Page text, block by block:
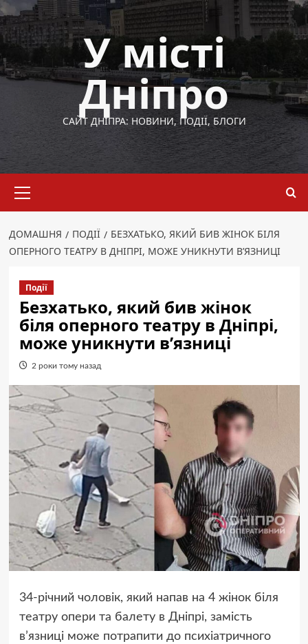
Перейти
до
вмісту
У місті
Дніпро
САЙТ ДНІПРА: НОВИНИ, ПОДІЇ, БЛОГИ
меню
ДОМАШНЯ ПОДІЇ
БЕЗХАТЬКО, ЯКИЙ БИВ ЖІНОК БІЛЯ
ОПЕРНОГО ТЕАТРУ В ДНІПРІ, МОЖЕ УНИКНУТИ В’ЯЗНИЦІ
Події
Безхатько, який бив жінок
біля оперного театру в Дніпрі,
може уникнути в’язниці
2 роки тому назад
34-річний чоловік, який напав на 4 жінок біля
театру опери та балету в Дніпрі, замість
в’язниці може потрапити до психіатричного